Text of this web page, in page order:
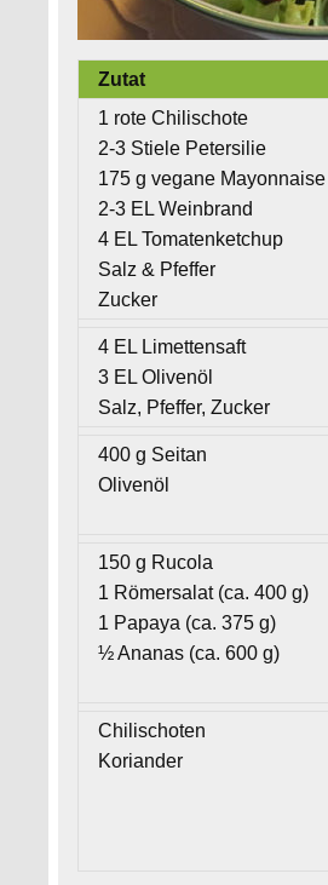
Zutat
1 rote Chilischote
2-3 Stiele Petersilie
175 g vegane Mayonnaise
2-3 EL Weinbrand
4 EL Tomatenketchup
Salz & Pfeffer
Zucker
4 EL Limettensaft
3 EL Olivenöl
Salz, Pfeffer, Zucker
400 g Seitan
Olivenöl
150 g Rucola
1 Römersalat (ca. 400 g)
1 Papaya (ca. 375 g)
½ Ananas (ca. 600 g)
Chilischoten
Koriander